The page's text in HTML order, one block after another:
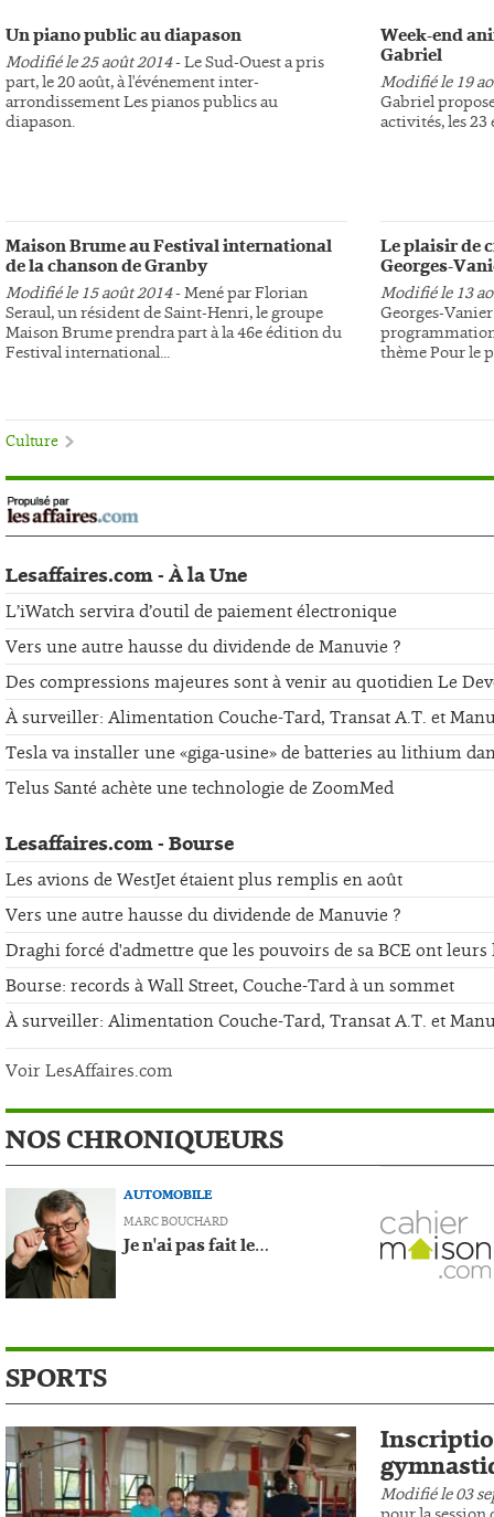
Un piano public au diapason
Modifié le 25 août 2014- Le Sud-Ouest a pris
part, le 20 août, à l'événement inter-
arrondissement Les pianos publics au
diapason.
Maison Brume au Festival international
de la chanson de Granby
Modifié le 15 août 2014- Mené par Florian
Seraul, un résident de Saint-Henri, le groupe
Maison Brume prendra part à la 46e édition du
Festival international...
Week-end
Gabriel
Modifié le 19
Gabriel
activités, les 23
Le plaisir de
Georges-
Modifié le 13
Georges-
thème Pour le
Culture
Lesaffaires.com - À la Une
L’iWatch servira d’outil de paiement électronique
Vers une autre hausse du dividende de Manuvie ?
Des compressions majeures sont à venir au quotidien Le
À surveiller: Alimentation Couche-Tard, Transat A.T. et
Tesla va installer une «giga-usine» de batteries au lithium
Telus Santé achète une technologie de ZoomMed
Lesaffaires.com - Bourse
Les avions de WestJet étaient plus remplis en août
Vers une autre hausse du dividende de Manuvie ?
Draghi forcé d'admettre que les pouvoirs de sa BCE ont
Bourse: records à Wall Street, Couche-Tard à un sommet
À surveiller: Alimentation Couche-Tard, Transat A.T. et
Voir LesAffaires.com
NOS CHRONIQUEURS
AUTOMOBILE
MARC BOUCHARD
Je n'ai pas fait le…
SPORTS
Modifié le 03
pour la session